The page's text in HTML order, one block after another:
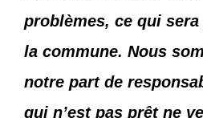
problèmes, ce qui
la commune. Nous
notre part de
qui n’est pas prêt ne